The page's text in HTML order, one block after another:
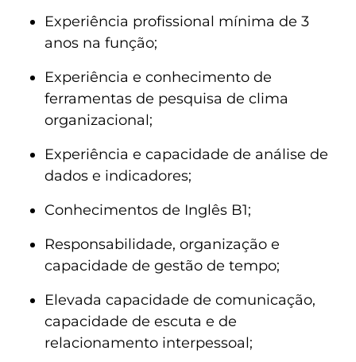
Experiência profissional mínima de 3
anos na função;
Experiência e conhecimento de
ferramentas de pesquisa de clima
organizacional;
Experiência e capacidade de análise de
dados e indicadores;
Conhecimentos de Inglês B1;
Responsabilidade, organização e
capacidade de gestão de tempo;
Elevada capacidade de comunicação,
capacidade de escuta e de
relacionamento interpessoal;